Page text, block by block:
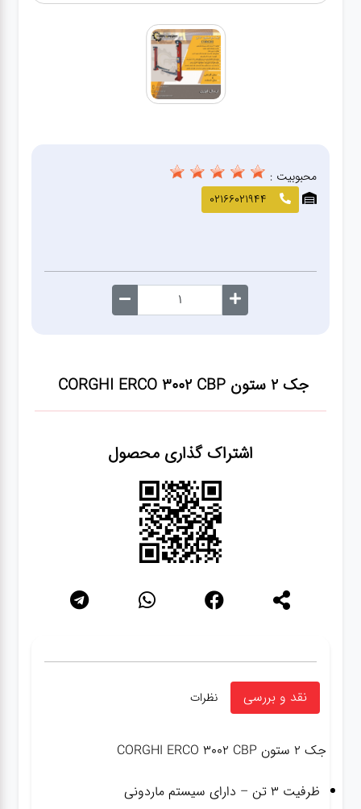
لوازم
معاینه
جک ۲ ستون CORGHI ERCO 3002 CBP
اشتراک گذاری محصول
محبوبیت :
02166021944
نقد و بررسی نظرات
جک ۲ ستون CORGHI ERCO 3002 CBP
ظرفیت ۳ تن – دارای سیستم ماردونی